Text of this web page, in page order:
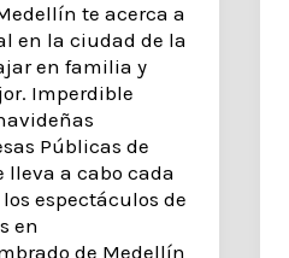
te acerca a
en la ciudad de la
en familia y
Imperdible
Públicas de
lleva a cabo cada
espectáculos de
en
de Medellín